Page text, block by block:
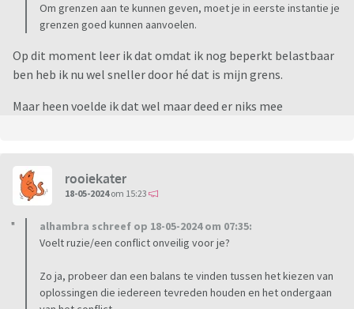
Om grenzen aan te kunnen geven, moet je in eerste instantie je
grenzen goed kunnen aanvoelen.
Op dit moment leer ik dat omdat ik nog beperkt belastbaar
ben heb ik nu wel sneller door hé dat is mijn grens.
Maar heen voelde ik dat wel maar deed er niks mee
rooiekater
18-05-2024om 15:23
alhambra schreef op 18-05-2024 om 07:35:
Voelt ruzie/een conflict onveilig voor je?
Zo ja, probeer dan een balans te vinden tussen het kiezen van
oplossingen die iedereen tevreden houden en het ondergaan